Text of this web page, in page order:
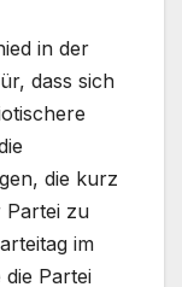
in der
dass sich
die kurz
Partei zu
im
Partei